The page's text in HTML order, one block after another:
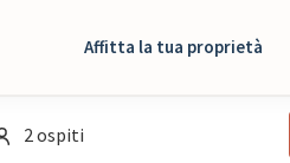
Affitta la tua proprietà
2 ospiti